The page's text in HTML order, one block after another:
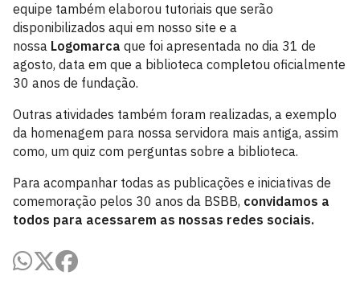
equipe também elaborou tutoriais que serão
disponibilizados aqui em nosso site e a
nossa Logomarca que foi apresentada no dia 31 de
agosto, data em que a biblioteca completou oficialmente
30 anos de fundação.
Outras atividades também foram realizadas, a exemplo
da homenagem para nossa servidora mais antiga, assim
como, um quiz com perguntas sobre a biblioteca.
Para acompanhar todas as publicações e iniciativas de
comemoração pelos 30 anos da BSBB, convidamos a
todos para acessarem as nossas redes sociais.